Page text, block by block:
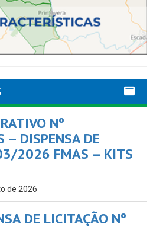
Nº
DISPENSA DE
2026 FMAS – KITS
de 2026
DE LICITAÇÃO Nº